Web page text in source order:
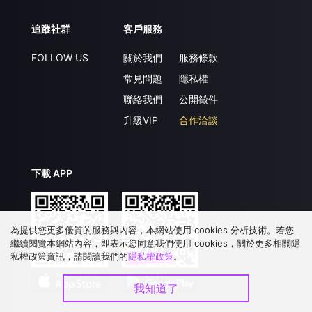
追蹤社群
FOLLOW US
客戶服務
關於我們
常見問題
聯絡我們
升級VIP
服務條款
隱私權
公開徵件
合作洽談
下載 APP
為提供您更多優質的服務與內容，本網站使用 cookies 分析技術。若您
繼續閱覽本網站內容，即表示您同意我們使用 cookies，關於更多相關隱
私權政策資訊，請閱讀我們的隱私權政策。
我知道了